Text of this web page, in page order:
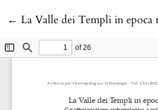
← Return to Article Details
La Valle dei Templi in epoca medievale. Caratterizzazione antropologica e paleopatologica delle sepolture antistanti il